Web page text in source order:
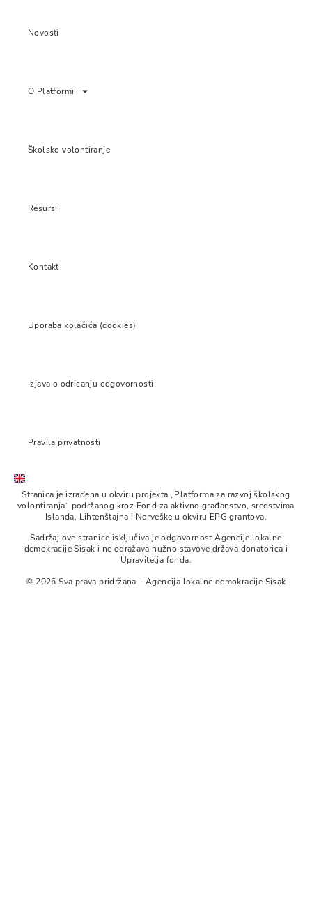
Novosti
O Platformi
Školsko volontiranje
Resursi
Kontakt
Uporaba kolačića (cookies)
Izjava o odricanju odgovornosti
Pravila privatnosti
Stranica je izrađena u okviru projekta „Platforma za razvoj školskog
volontiranja“ podržanog kroz Fond za aktivno građanstvo, sredstvima
Islanda, Lihtenštajna i Norveške u okviru EPG grantova.
Sadržaj ove stranice isključiva je odgovornost Agencije lokalne
demokracije Sisak i ne odražava nužno stavove država donatorica i
Upravitelja fonda.
© 2026 Sva prava pridržana – Agencija lokalne demokracije Sisak